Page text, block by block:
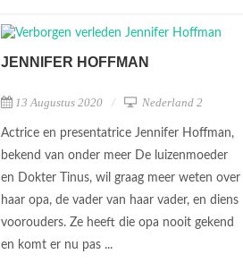
JENNIFER HOFFMAN
13 Augustus 2020 Nederland 2
Actrice en presentatrice Jennifer Hoffman,
bekend van onder meer De luizenmoeder
en Dokter Tinus, wil graag meer weten over
haar opa, de vader van haar vader, en diens
voorouders. Ze heeft die opa nooit gekend
en komt er nu pas ...